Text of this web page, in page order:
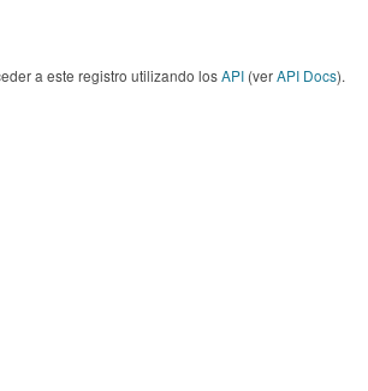
a este registro utilizando losAPI (verAPI Docs).